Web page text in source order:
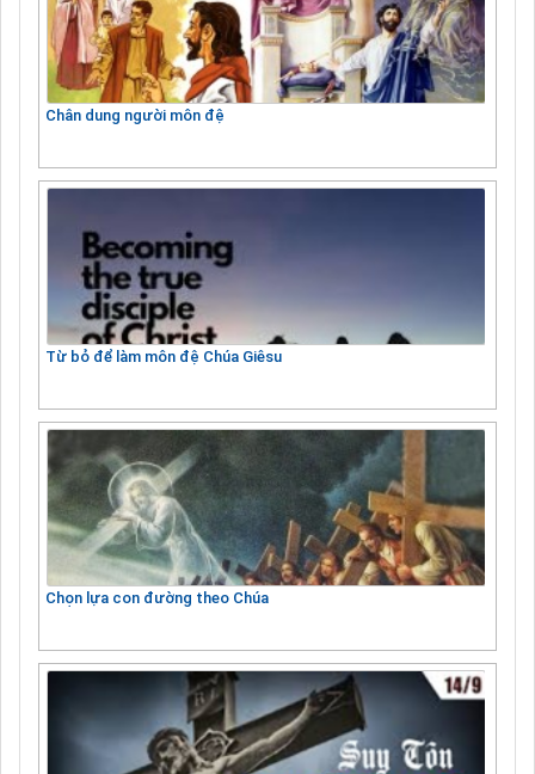
Chân dung người môn đệ
Từ bỏ để làm môn đệ Chúa Giêsu
Chọn lựa con đường theo Chúa